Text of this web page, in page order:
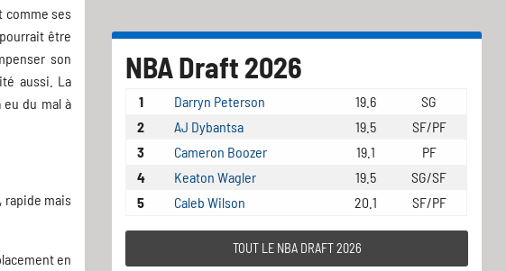
comme ses
être
son
aussi. La
du mal à
rapide mais
en
NBA Draft 2026
1 Darryn Peterson 19.6
SG
2
AJ Dybantsa 19.5
SF/PF
3
Cameron Boozer 19.1
PF
4
Keaton Wagler 19.5
SG/SF
5
Caleb Wilson 20.1 SF/PF
TOUT LE NBA DRAFT 2026